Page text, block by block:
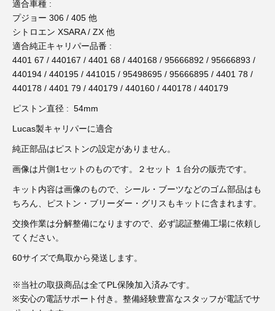
3D プリンターペン（8）
適合車種 :
プジョー 306 / 405 他
シトロエン XSARA / ZX 他
適合純正キャリパー品番 :
4401 67 / 440167 / 4401 68 / 440168 / 95666892 / 95666893 /
440194 / 440195 / 441015 / 95498695 / 95666895 / 4401 78 /
440178 / 4401 79 / 440179 / 440160 / 440178 / 440179
ピストン直径 : 54mm
Lucas製キャリパーに適合
純正部品はピストンの設定がありません。
画像は片側1セットのものです。２セット １台分の販売です。
キット内容は画像のもので、シール・ブーツなどのゴム部品はも
ちろん、ピストン・ブリーダー・グリスもキットに含まれます。
交換作業は分解整備になりますので、必ず認証整備工場に依頼し
てください。
60サイズで鳥取から発送します。
※当社の取扱商品は全てPL保険加入済みです。
※安心の電話サポート付き。整備経験豊富なスタッフが電話でサ